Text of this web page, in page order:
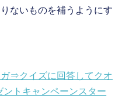
ないものを補うようにす
⇒クイズに回答してクオ
トキャンペーンスター